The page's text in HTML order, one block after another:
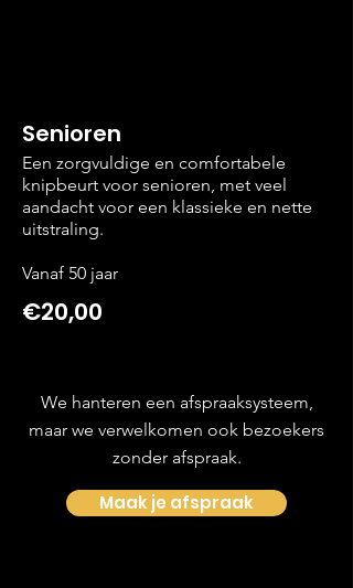
Senioren
Een zorgvuldige en comfortabele
knipbeurt voor senioren, met veel
aandacht voor een klassieke en nette
uitstraling.
Vanaf 50 jaar
€20,00
We hanteren een afspraaksysteem,
maar we verwelkomen ook bezoekers
zonder afspraak.
Maak je afspraak